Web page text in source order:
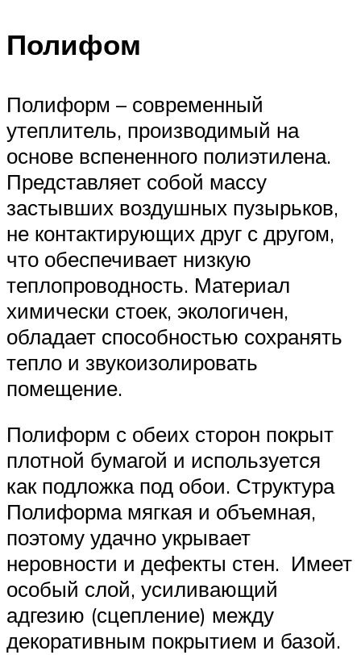
Полифом
Полиформ – современный
утеплитель, производимый на
основе вспененного полиэтилена.
Представляет собой массу
застывших воздушных пузырьков,
не контактирующих друг с другом,
что обеспечивает низкую
теплопроводность. Материал
химически стоек, экологичен,
обладает способностью сохранять
тепло и звукоизолировать
помещение.
Полиформ с обеих сторон покрыт
плотной бумагой и используется
как подложка под обои. Структура
Полиформа мягкая и объемная,
поэтому удачно укрывает
неровности и дефекты стен. Имеет
особый слой, усиливающий
адгезию (сцепление) между
декоративным покрытием и базой.